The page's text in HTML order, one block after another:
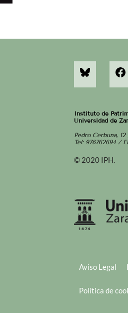
Instituto de
Universidad de
Pedro Cerbuna,
Tel: 976762694 /
© 2020 IPH.
Aviso Legal
Política de